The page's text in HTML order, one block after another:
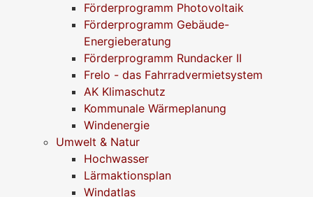
Förderprogramm Photovoltaik
Förderprogramm Gebäude-
Energieberatung
Förderprogramm Rundacker II
Frelo - das Fahrradvermietsystem
AK Klimaschutz
Kommunale Wärmeplanung
Windenergie
Umwelt & Natur
Hochwasser
Lärmaktionsplan
Windatlas